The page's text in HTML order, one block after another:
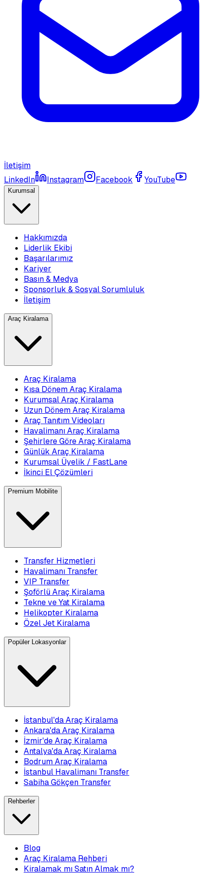
İletişim
LinkedIn
Instagram Facebook YouTube
Kurumsal
Hakkımızda
Liderlik Ekibi
Başarılarımız
Kariyer
Basın & Medya
Sponsorluk & Sosyal Sorumluluk
İletişim
Araç Kiralama
Araç Kiralama
Kısa Dönem Araç Kiralama
Kurumsal Araç Kiralama
Uzun Dönem Araç Kiralama
Araç Tanıtım Videoları
Havalimanı Araç Kiralama
Şehirlere Göre Araç Kiralama
Günlük Araç Kiralama
Kurumsal Üyelik / FastLane
İkinci El Çözümleri
Premium Mobilite
Transfer Hizmetleri
Havalimanı Transfer
VIP Transfer
Şoförlü Araç Kiralama
Tekne ve Yat Kiralama
Helikopter Kiralama
Özel Jet Kiralama
Popüler Lokasyonlar
İstanbul'da Araç Kiralama
Ankara'da Araç Kiralama
İzmir'de Araç Kiralama
Antalya'da Araç Kiralama
Bodrum Araç Kiralama
İstanbul Havalimanı Transfer
Sabiha Gökçen Transfer
Rehberler
Blog
Araç Kiralama Rehberi
Kiralamak mı Satın Almak mı?